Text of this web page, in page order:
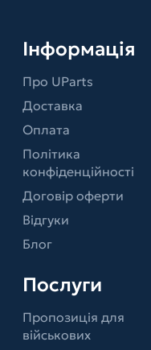
Інформація
Про UParts
Доставка
Оплата
Політика
конфіденційності
Договір оферти
Відгуки
Блог
Послуги
Пропозиція для
військових